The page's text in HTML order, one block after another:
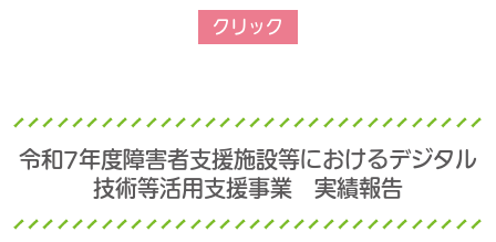
クリック
令和7年度障害者支援施設等におけるデジタル
技術等活用支援事業 実績報告